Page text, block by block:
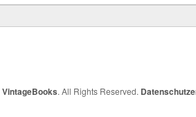
VintageBooks. All Rights Reserved.